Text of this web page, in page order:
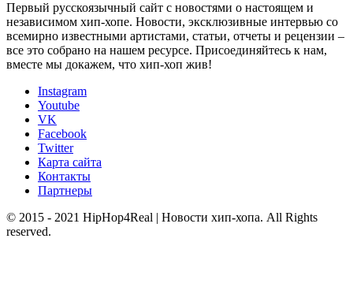
Первый русскоязычный сайт с новостями о настоящем и
независимом хип-хопе. Новости, эксклюзивные интервью со
всемирно известными артистами, статьи, отчеты и рецензии –
все это собрано на нашем ресурсе. Присоединяйтесь к нам,
вместе мы докажем, что хип-хоп жив!
Instagram
Youtube
VK
Facebook
Twitter
Карта сайта
Контакты
Партнеры
© 2015 - 2021 HipHop4Real | Новости хип-хопа. All Rights
reserved.